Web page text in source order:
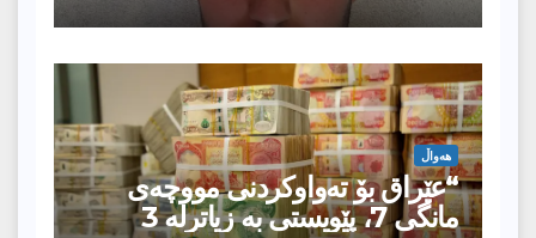
هەواڵ
“عێراق بۆ تەواوکردنی مووچەی
مانگى 7، پێویستی بە زیاترلە 3